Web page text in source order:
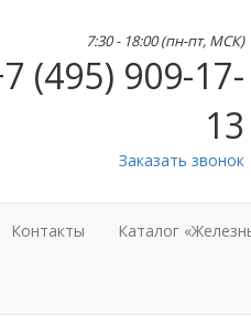
7:30 - 18:00 (пн-пт, МСК)
(495) 909-17-
13
Заказать звонок
Контакты Каталог